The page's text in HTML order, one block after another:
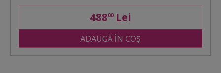
48800Lei
ADAUGĂ ÎN COȘ